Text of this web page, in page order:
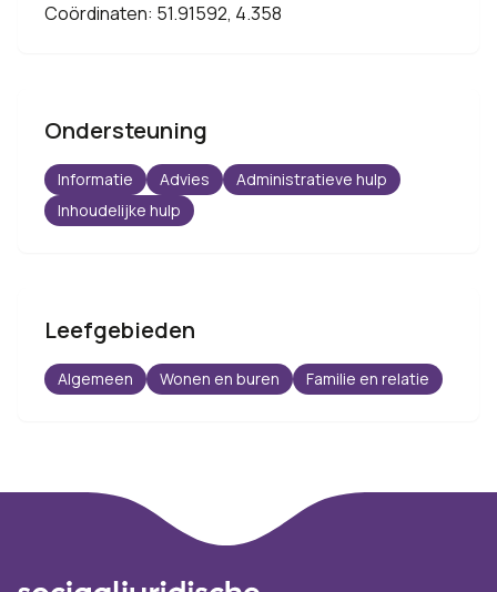
Coördinaten: 51.91592, 4.358
Ondersteuning
Informatie Advies
Administratieve hulp
Inhoudelijke hulp
Leefgebieden
Algemeen Wonen en buren Familie en relatie